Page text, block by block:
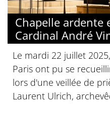
Chapelle ardente
Cardinal André
Le mardi 22 juillet
Paris ont pu se
lors d'une veillée de
Laurent Ulrich,